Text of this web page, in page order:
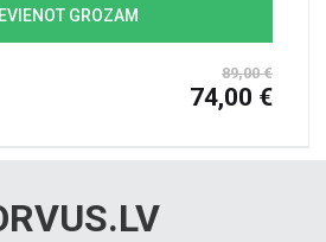
GROZAM
89,00 €
74,00 €